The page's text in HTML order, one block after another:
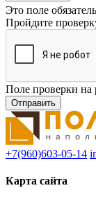
Это поле
Пройдите
Поле проверки на
+7(960)603-05-14
Карта сайта